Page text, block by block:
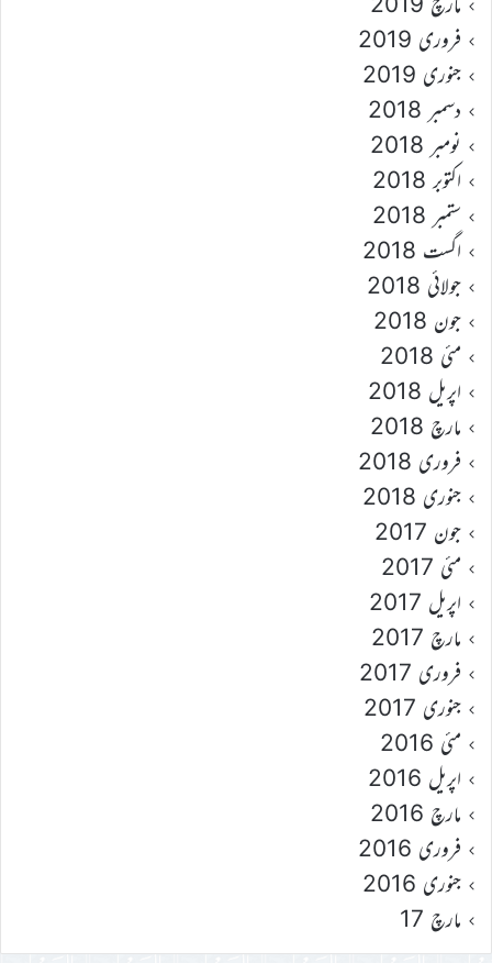
فروری 2019
جنوری 2019
دسمبر 2018
نومبر 2018
اکتوبر 2018
ستمبر 2018
اگست 2018
جولائی 2018
جون 2018
مئی 2018
اپریل 2018
مارچ 2018
فروری 2018
جنوری 2018
جون 2017
مئی 2017
اپریل 2017
مارچ 2017
فروری 2017
جنوری 2017
مئی 2016
اپریل 2016
مارچ 2016
فروری 2016
جنوری 2016
مارچ 17